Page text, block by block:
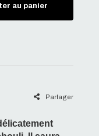
au panier
Partager